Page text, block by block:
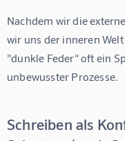
Nachdem wir die
wir uns der inneren
"dunkle Feder" oft ein
unbewusster Prozesse.
Schreiben als